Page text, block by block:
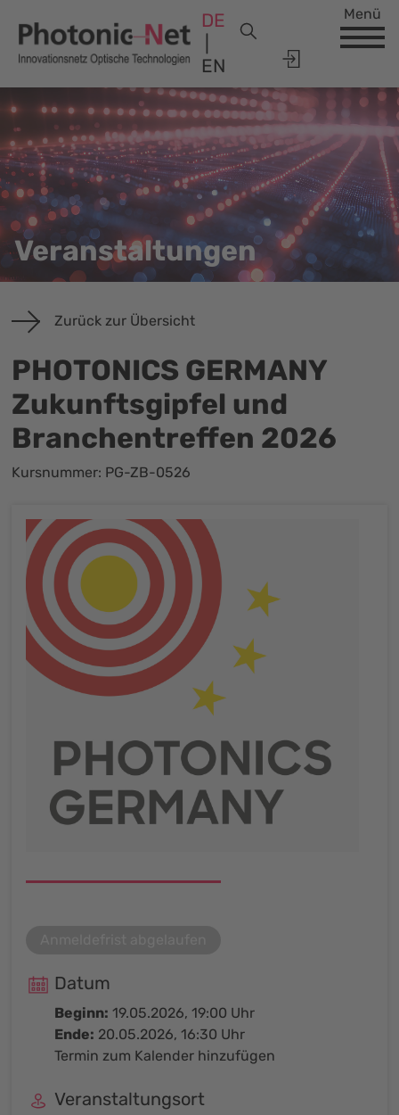
DE
EN
Menü
Veranstaltungen
Zurück zur Übersicht
PHOTONICS GERMANY
Zukunftsgipfel und
Branchentreffen 2026
Kursnummer: PG-ZB-0526
Datum
Beginn: 19.05.2026, 19:00 Uhr
Ende: 20.05.2026, 16:30 Uhr
Termin zum Kalender hinzufügen
Veranstaltungsort